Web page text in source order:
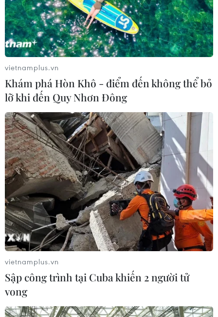
vietnamplus.vn
Khám phá Hòn Khô - điểm đến không thể bỏ
lỡ khi đến Quy Nhơn Đông
vietnamplus.vn
Sập công trình tại Cuba khiến 2 người tử
vong